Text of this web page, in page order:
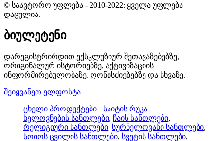
© საავტორო უფლება - 2010-2022: ყველა უფლება
დაცულია.
ბიულეტენი
დარეგისტრირდით ექსკლუზიურ შეთავაზებებზე,
ორიგინალურ ისტორიებზე, აქტივიზაციის
ინფორმირებულობაზე, ღონისძიებებზე და სხვაზე.
შეიყვანეთ ელფოსტა
ცხელი პროდუქტები - საიტის რუკა
ხელოვნების სანთლები, ჩაის სანთლები,
რელიგიური სანთლები, სურნელოვანი სანთლები,
სოიოს ცვილის სანთლები, სვეტის სანთლები,